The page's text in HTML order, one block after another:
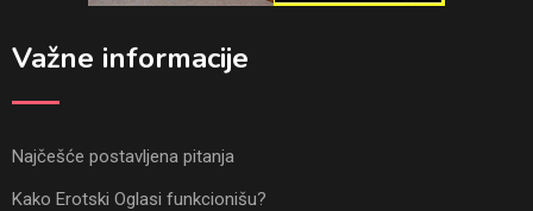
Važne informacije
Najčešće postavljena pitanja
Kako Erotski Oglasi funkcionišu?